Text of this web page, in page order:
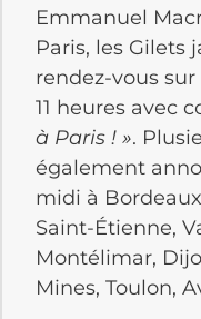
Emmanuel
Paris, les Gilets
rendez-vous
11 heures avec
à Paris ! ».
également
midi à
Saint-Étienne,
Montélimar,
Mines, Toulon,